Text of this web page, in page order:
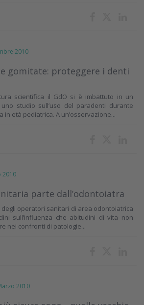
2010
gomitate: proteggere i denti
scientifica il GdO si è imbattuto in un
studio sull’uso del paradenti durante
in età pediatrica. A un’osservazione...
parte dall’odontoiatra
operatori sanitari di area odontoiatrica
sull’influenza che abitudini di vita non
nei confronti di patologie...
2010